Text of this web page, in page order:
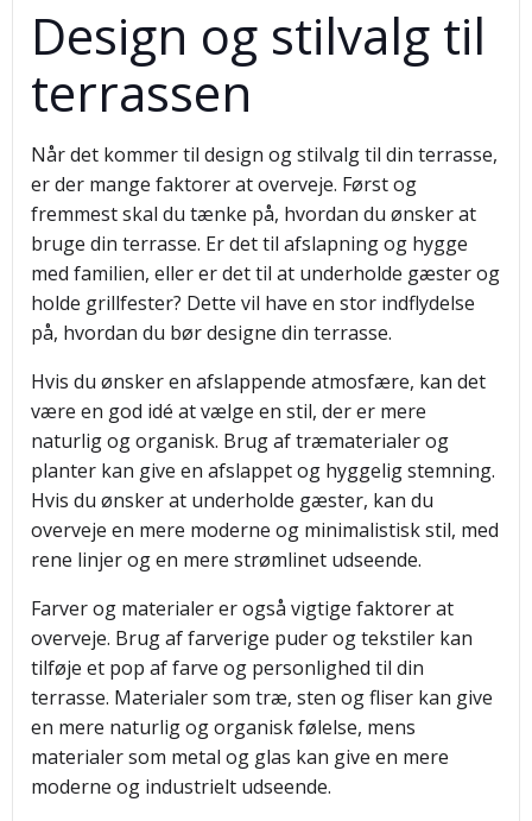
Design og stilvalg til
terrassen
Når det kommer til design og stilvalg til din terrasse,
er der mange faktorer at overveje. Først og
fremmest skal du tænke på, hvordan du ønsker at
bruge din terrasse. Er det til afslapning og hygge
med familien, eller er det til at underholde gæster og
holde grillfester? Dette vil have en stor indflydelse
på, hvordan du bør designe din terrasse.
Hvis du ønsker en afslappende atmosfære, kan det
være en god idé at vælge en stil, der er mere
naturlig og organisk. Brug af træmaterialer og
planter kan give en afslappet og hyggelig stemning.
Hvis du ønsker at underholde gæster, kan du
overveje en mere moderne og minimalistisk stil, med
rene linjer og en mere strømlinet udseende.
Farver og materialer er også vigtige faktorer at
overveje. Brug af farverige puder og tekstiler kan
tilføje et pop af farve og personlighed til din
terrasse. Materialer som træ, sten og fliser kan give
en mere naturlig og organisk følelse, mens
materialer som metal og glas kan give en mere
moderne og industrielt udseende.